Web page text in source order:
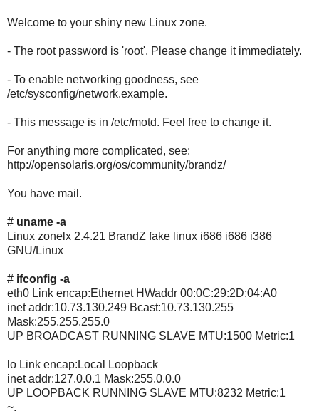
Welcome to your shiny new Linux zone.
- The root password is 'root'. Please change it immediately.
- To enable networking goodness, see
/etc/sysconfig/network.example.
- This message is in /etc/motd. Feel free to change it.
For anything more complicated, see:
http://opensolaris.org/os/community/brandz/
You have mail.
# uname -a
Linux zonelx 2.4.21 BrandZ fake linux i686 i686 i386
GNU/Linux
# ifconfig -a
eth0 Link encap:Ethernet HWaddr 00:0C:29:2D:04:A0
inet addr:10.73.130.249 Bcast:10.73.130.255
Mask:255.255.255.0
UP BROADCAST RUNNING SLAVE MTU:1500 Metric:1
lo Link encap:Local Loopback
inet addr:127.0.0.1 Mask:255.0.0.0
UP LOOPBACK RUNNING SLAVE MTU:8232 Metric:1
~.